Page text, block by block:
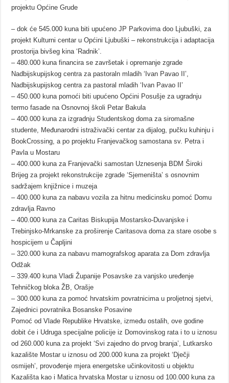
projektu Općine Grude
– dok će 545.000 kuna biti upućeno JP Parkovima doo Ljubuški, za
projekt Kulturni centar u Općini Ljubuški – rekonstrukcija i adaptacija
prostorija bivšeg kina ‘Radnik’.
– 480.000 kuna financira se završetak i opremanje zgrade
Nadbijskupijskog centra za pastoraln mladih ‘Ivan Pavao II’,
Nadbijskupijskog centra za pastoral mladih ‘Ivan Pavao II’
– 450.000 kuna pomoći biti upućeno Općini Posušje za ugradnju
termo fasade na Osnovnoj školi Petar Bakula
– 400.000 kuna za izgradnju Studentskog doma za siromašne
studente, Međunarodni istraživački centar za dijalog, pučku kuhinju i
BookCrossing, a po projektu Franjevačkog samostana sv. Petra i
Pavla u Mostaru
– 400.000 kuna za Franjevački samostan Uznesenja BDM Široki
Brijeg za projekt rekonstrukcije zgrade ‘Sjemeništa’ s osnovnim
sadržajem knjižnice i muzeja
– 400.000 kuna za nabavu vozila za hitnu medicinsku pomoć Domu
zdravlja Ravno
– 400.000 kuna za Caritas Biskupija Mostarsko-Duvanjske i
Trebinjsko-Mrkanske za proširenje Caritasova doma za stare osobe s
hospicijem u Čapljini
– 320.000 kuna za nabavu mamografskog aparata za Dom zdravlja
Odžak
– 339.400 kuna Vladi Županije Posavske za vanjsko uređenje
Tehničkog bloka ŽB, Orašje
– 300.000 kuna za pomoć hrvatskim povratnicima u proljetnoj sjetvi,
Zajednici povratnika Bosanske Posavine
Pomoć od Vlade Republike Hrvatske, između ostalih, ove godine
dobit će i Udruga specijalne policije iz Domovinskog rata i to u iznosu
od 260.000 kuna za projekt ‘Svi zajedno do prvog branja’, Lutkarsko
kazalište Mostar u iznosu od 200.000 kuna za projekt ‘Dječji
osmijeh’, provođenje mjera energetske učinkovitosti u objektu
Kazališta kao i Matica hrvatska Mostar u iznosu od 100.000 kuna za